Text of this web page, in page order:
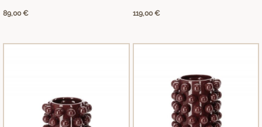
89,00€ 119,00€